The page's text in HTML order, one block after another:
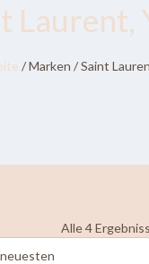
Laurent,
/ Marken / Saint
Alle 4